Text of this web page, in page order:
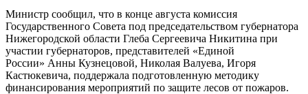
Министр сообщил, что в конце августа комиссия
Государственного Совета под председательством губернатора
Нижегородской области Глеба Сергеевича Никитина при
участии губернаторов, представителей «Единой
России» Анны Кузнецовой, Николая Валуева, Игоря
Кастюкевича, поддержала подготовленную методику
финансирования мероприятий по защите лесов от пожаров.